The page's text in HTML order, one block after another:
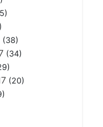
(38)
(34)
(20)